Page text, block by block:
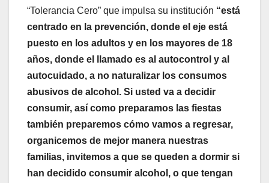
“Tolerancia Cero” que impulsa su institución “está
centrado en la prevención, donde el eje está
puesto en los adultos y en los mayores de 18
años, donde el llamado es al autocontrol y al
autocuidado, a no naturalizar los consumos
abusivos de alcohol. Si usted va a decidir
consumir, así como preparamos las fiestas
también preparemos cómo vamos a regresar,
organicemos de mejor manera nuestras
familias, invitemos a que se queden a dormir si
han decidido consumir alcohol, o que tengan